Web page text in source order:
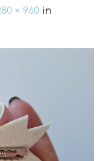
× 960 in